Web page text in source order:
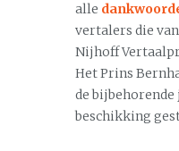
alle
vertalers die
Nijhoff
Het Prins
de
beschikking